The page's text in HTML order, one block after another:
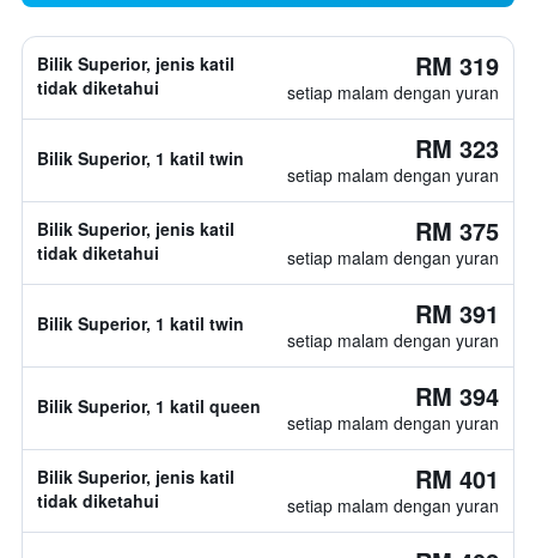
Bilik Superior, jenis katil
tidak diketahui
RM 319
setiap malam dengan yuran
Bilik Superior, 1 katil twin RM 323
setiap malam dengan yuran
Bilik Superior, jenis katil
tidak diketahui
RM 375
setiap malam dengan yuran
Bilik Superior, 1 katil twin RM 391
setiap malam dengan yuran
Bilik Superior, 1 katil queen RM 394
setiap malam dengan yuran
Bilik Superior, jenis katil
tidak diketahui
RM 401
setiap malam dengan yuran